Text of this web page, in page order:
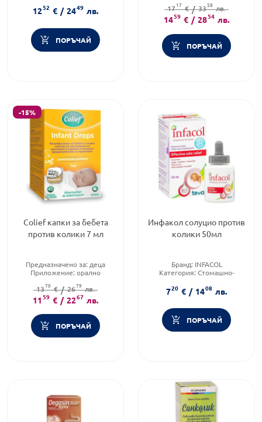
1252 € / 2449 лв.
ПОРЪЧАЙ
1717 € / 3358 лв.
1459 € / 2854 лв.
ПОРЪЧАЙ
-15%
Colief капки за бебета
против колики 7 мл
Предназначено за: деца
Приложение: орално
1370 € / 2679 лв.
1159 € / 2267 лв.
ПОРЪЧАЙ
Инфакол солуцио против
колики 50мл
Бранд: INFACOL
Категория: Стомашно-
Предназначено за:деца
720 € / 1408 лв.
ПОРЪЧАЙ